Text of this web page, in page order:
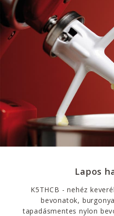
Lapos
K5THCB - nehéz
bevonatok,
tapadásmentes nylon